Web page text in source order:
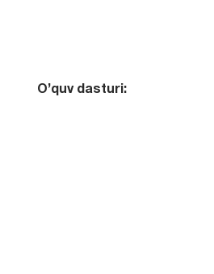
O’quv dasturi: